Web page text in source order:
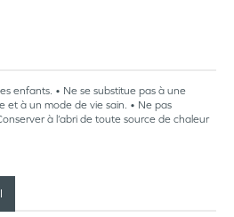
enfants. • Ne se substitue pas à une
et à un mode de vie sain. • Ne pas
à l’abri de toute source de chaleur